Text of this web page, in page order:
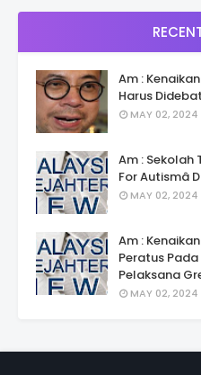
Am :
Harus
MAY 02, 2024
Am : Sekolah
For
MAY 02, 2024
Am :
Peratus
Pelaksana
MAY 02, 2024